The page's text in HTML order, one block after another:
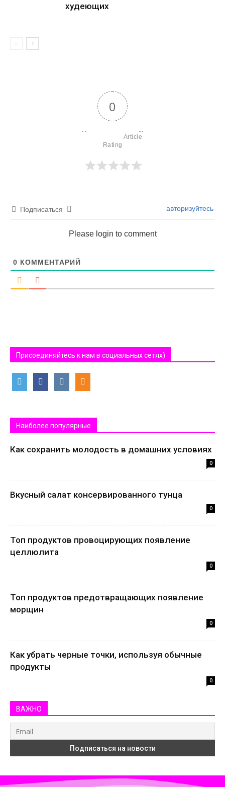
худеющих
0
Rating
Подписаться авторизуйтесь
Please login to comment
0 КОММЕНТАРИЙ
Присоединяйтесь к нам в социальных сетях)
Наиболее популярные
Как сохранить молодость в домашних условиях
0
Вкусный салат консервированного тунца
0
Топ продуктов провоцирующих появление
целлюлита
0
Топ продуктов предотвращающих появление
морщин
0
Как убрать черные точки, используя обычные
продукты
0
ВАЖНО